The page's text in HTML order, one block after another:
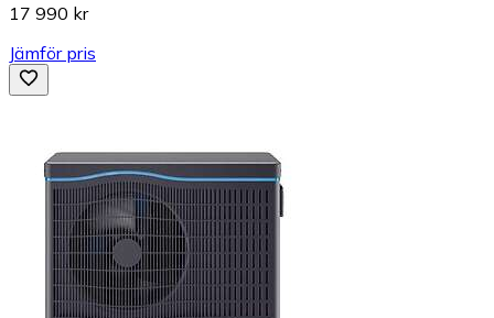
17 990 kr
Jämför pris